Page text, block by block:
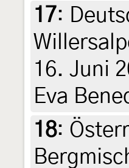
17:
16. Juni
Eva
18: